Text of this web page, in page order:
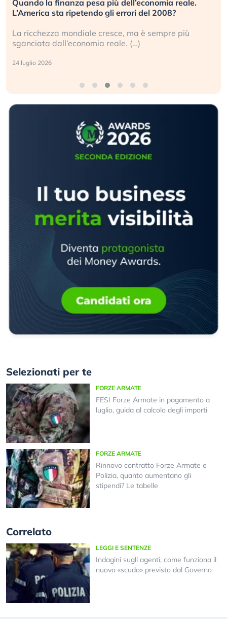
Quando la finanza pesa più dell’economia reale.
L’America sta ripetendo gli errori del 2008?
La ricchezza mondiale cresce, ma è sempre più
sganciata dall’economia reale. (…)
24 luglio 2026
Selezionati per te
FORZE ARMATE
FESI Forze Armate in pagamento a
luglio, guida al calcolo degli importi
FORZE ARMATE
Rinnovo contratto Forze Armate e
Polizia, quanto aumentano gli
stipendi? Le tabelle
Correlato
LEGGI E SENTENZE
Indagini sugli agenti, come funziona il
nuovo «scudo» previsto dal Governo